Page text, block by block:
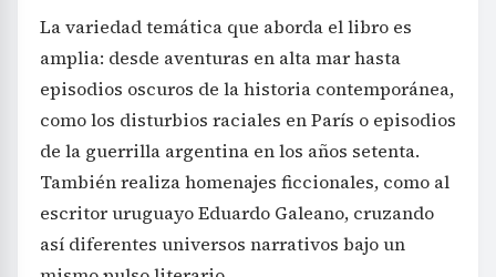
La variedad temática que aborda el libro es
amplia: desde aventuras en alta mar hasta
episodios oscuros de la historia contemporánea,
como los disturbios raciales en París o episodios
de la guerrilla argentina en los años setenta.
También realiza homenajes ficcionales, como al
escritor uruguayo Eduardo Galeano, cruzando
así diferentes universos narrativos bajo un